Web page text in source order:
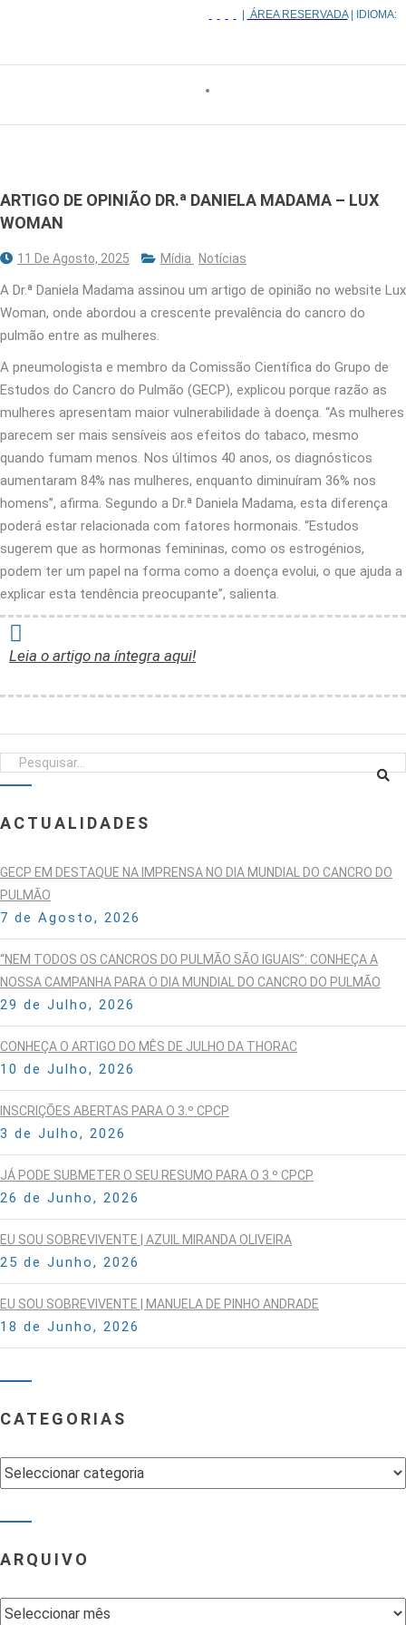
ÁREA RESERVADA| IDIOMA:
ARTIGO DE OPINIÃO DR.ª DANIELA MADAMA – LUX
WOMAN
11 De Agosto, 2025 Mídia Notícias
A Dr.ª Daniela Madama assinou um artigo de opinião no website Lux
Woman, onde abordou a crescente prevalência do cancro do
pulmão entre as mulheres.
A pneumologista e membro da Comissão Científica do Grupo de
Estudos do Cancro do Pulmão (GECP), explicou porque razão as
mulheres apresentam maior vulnerabilidade à doença. “As mulheres
parecem ser mais sensíveis aos efeitos do tabaco, mesmo
quando fumam menos. Nos últimos 40 anos, os diagnósticos
aumentaram 84% nas mulheres, enquanto diminuíram 36% nos
homens”, afirma. Segundo a Dr.ª Daniela Madama, esta diferença
poderá estar relacionada com fatores hormonais. “Estudos
sugerem que as hormonas femininas, como os estrogénios,
podem ter um papel na forma como a doença evolui, o que ajuda a
explicar esta tendência preocupante”, salienta.
Leia o artigo na íntegra aqui!
ACTUALIDADES
GECP EM DESTAQUE NA IMPRENSA NO DIA MUNDIAL DO CANCRO DO
PULMÃO
7 de Agosto, 2026
“NEM TODOS OS CANCROS DO PULMÃO SÃO IGUAIS”: CONHEÇA A
NOSSA CAMPANHA PARA O DIA MUNDIAL DO CANCRO DO PULMÃO
29 de Julho, 2026
CONHEÇA O ARTIGO DO MÊS DE JULHO DA THORAC
10 de Julho, 2026
INSCRIÇÕES ABERTAS PARA O 3.º CPCP
3 de Julho, 2026
JÁ PODE SUBMETER O SEU RESUMO PARA O 3.º CPCP
26 de Junho, 2026
EU SOU SOBREVIVENTE | AZUIL MIRANDA OLIVEIRA
25 de Junho, 2026
EU SOU SOBREVIVENTE | MANUELA DE PINHO ANDRADE
18 de Junho, 2026
CATEGORIAS
Categorias
ARQUIVO
Arquivo